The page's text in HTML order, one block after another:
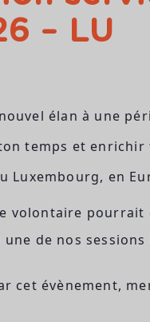
– LU
élan à une
temps et enrichir
Luxembourg, en
volontaire
une de nos
cet évènement,